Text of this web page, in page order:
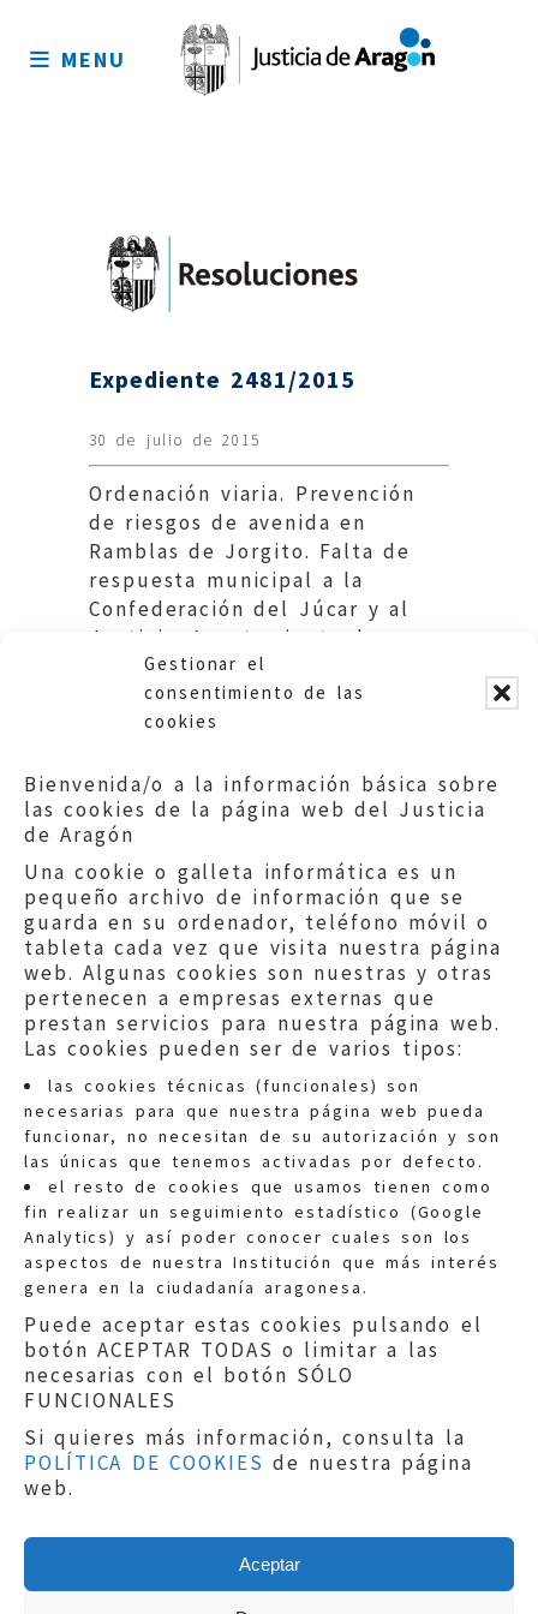
Gestionar el
consentimiento de las
cookies
Bienvenida/o a la información básica sobre
las cookies de la página web del Justicia
de Aragón
Una cookie o galleta informática es un
pequeño archivo de información que se
guarda en su ordenador, teléfono móvil o
tableta cada vez que visita nuestra página
web. Algunas cookies son nuestras y otras
pertenecen a empresas externas que
prestan servicios para nuestra página web.
Las cookies pueden ser de varios tipos:
las cookies técnicas (funcionales) son
necesarias para que nuestra página web pueda
funcionar, no necesitan de su autorización y son
las únicas que tenemos activadas por defecto.
el resto de cookies que usamos tienen como
fin realizar un seguimiento estadístico (Google
Analytics) y así poder conocer cuales son los
aspectos de nuestra Institución que más interés
genera en la ciudadanía aragonesa.
Puede aceptar estas cookies pulsando el
botón ACEPTAR TODAS o limitar a las
necesarias con el botón SÓLO
FUNCIONALES
Si quieres más información, consulta la
POLÍTICA DE COOKIES de nuestra página
web.
Aceptar
sitio
MENU
Expediente 2481/2015
30 de julio de 2015
Ordenación viaria. Prevención
de riesgos de avenida en
Ramblas de Jorgito. Falta de
respuesta municipal a la
Confederación del Júcar y al
Justicia. Ayuntamiento de
Teruel.
Quejas:quejas@eljusticiadearagon.es
Información general:
informacion@eljusticiadearagon.es
Teléfonos:900 210 210/
Aviso legal|Política de privacidad|
Protección de Datos
Política de cookies
Copyright © 2019El Justicia de Aragón|